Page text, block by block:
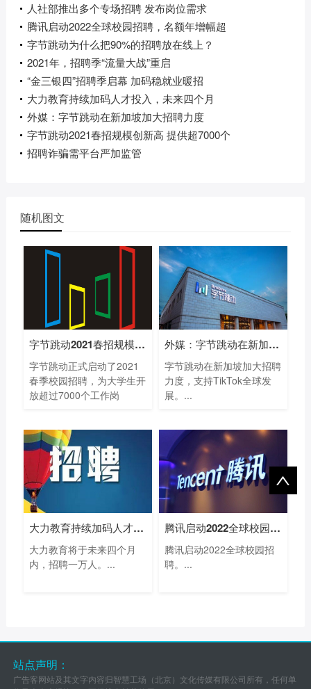
人社部推出多个专场招聘 发布岗位需求
腾讯启动2022全球校园招聘，名额年增幅超
字节跳动为什么把90%的招聘放在线上？
2021年，招聘季“流量大战”重启
“金三银四”招聘季启幕 加码稳就业暖招
大力教育持续加码人才投入，未来四个月
外媒：字节跳动在新加坡加大招聘力度
字节跳动2021春招规模创新高 提供超7000个
招聘诈骗需平台严加监管
随机图文
字节跳动2021春招规模创新高 提供超7000个
字节跳动正式启动了2021
春季校园招聘，为大学生开
放超过7000个工作岗
外媒：字节跳动在新加坡加大招聘力度
字节跳动在新加坡加大招聘
力度，支持TikTok全球发
展。...
大力教育持续加码人才投入，未来四个月
大力教育将于未来四个月
内，招聘一万人。...
腾讯启动2022全球校园招聘，名额年增幅超
腾讯启动2022全球校园招
聘。...
站点声明：
广告客网站及其文字内容归智慧工场（北京）文化传媒有限公司所有，任何单